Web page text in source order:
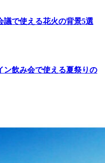
議で使える花火の背景5選
ン飲み会で使える夏祭りの